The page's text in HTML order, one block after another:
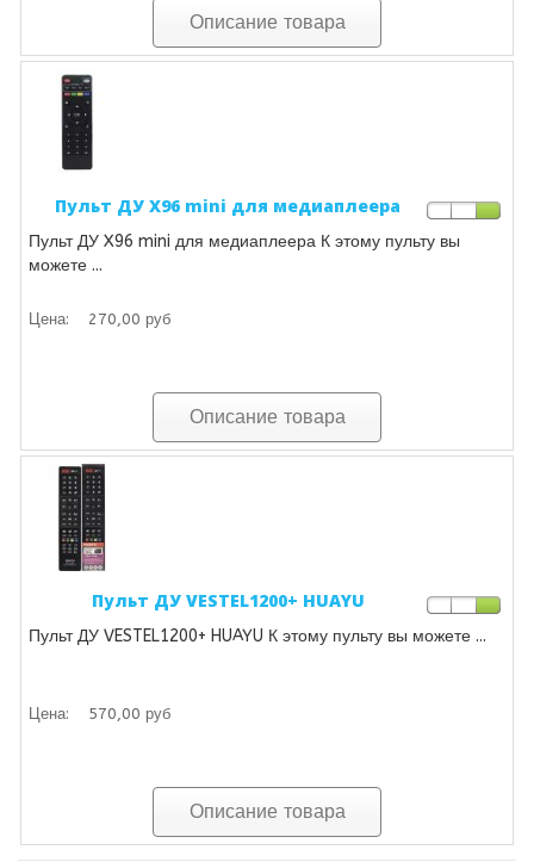
Описание товара
Пульт ДУ X96 mini для медиаплеера
Пульт ДУ X96 mini для медиаплеера К этому пульту вы
можете ...
Цена: 270,00 руб
Описание товара
Пульт ДУ VESTEL1200+ HUAYU
Пульт ДУ VESTEL1200+ HUAYU К этому пульту вы можете ...
Цена: 570,00 руб
Описание товара